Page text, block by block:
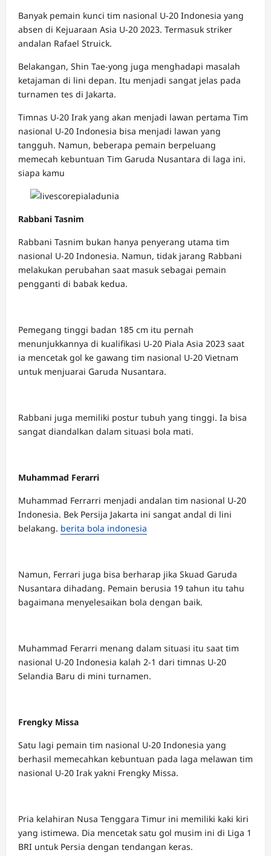
Banyak pemain kunci tim nasional U-20 Indonesia yang
absen di Kejuaraan Asia U-20 2023. Termasuk striker
andalan Rafael Struick.
Belakangan, Shin Tae-yong juga menghadapi masalah
ketajaman di lini depan. Itu menjadi sangat jelas pada
turnamen tes di Jakarta.
Timnas U-20 Irak yang akan menjadi lawan pertama Tim
nasional U-20 Indonesia bisa menjadi lawan yang
tangguh. Namun, beberapa pemain berpeluang
memecah kebuntuan Tim Garuda Nusantara di laga ini.
siapa kamu
Rabbani Tasnim
Rabbani Tasnim bukan hanya penyerang utama tim
nasional U-20 Indonesia. Namun, tidak jarang Rabbani
melakukan perubahan saat masuk sebagai pemain
pengganti di babak kedua.
Pemegang tinggi badan 185 cm itu pernah
menunjukkannya di kualifikasi U-20 Piala Asia 2023 saat
ia mencetak gol ke gawang tim nasional U-20 Vietnam
untuk menjuarai Garuda Nusantara.
Rabbani juga memiliki postur tubuh yang tinggi. Ia bisa
sangat diandalkan dalam situasi bola mati.
Muhammad Ferarri
Muhammad Ferrarri menjadi andalan tim nasional U-20
Indonesia. Bek Persija Jakarta ini sangat andal di lini
belakang. berita bola indonesia
Namun, Ferrari juga bisa berharap jika Skuad Garuda
Nusantara dihadang. Pemain berusia 19 tahun itu tahu
bagaimana menyelesaikan bola dengan baik.
Muhammad Ferarri menang dalam situasi itu saat tim
nasional U-20 Indonesia kalah 2-1 dari timnas U-20
Selandia Baru di mini turnamen.
Frengky Missa
Satu lagi pemain tim nasional U-20 Indonesia yang
berhasil memecahkan kebuntuan pada laga melawan tim
nasional U-20 Irak yakni Frengky Missa.
Pria kelahiran Nusa Tenggara Timur ini memiliki kaki kiri
yang istimewa. Dia mencetak satu gol musim ini di Liga 1
BRI untuk Persia dengan tendangan keras.